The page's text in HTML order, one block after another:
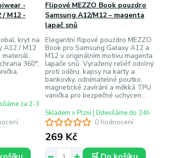
-
/ M12 -
kryt na
A12 / M12
materiál
360°,
za 2-3
0 hodnocení
Flipové MEZZO Book pouzdro
Samsung A12/M12 – magenta
lapač snů
Elegantní flipové pouzdro MEZZO
Book pro Samsung Galaxy A12 a
M12 v originálním motivu magenta
lapače snů. Vyražený reliéf odolný
proti oděru, kapsy na karty a
bankovky, odnímatelné poutko,
magnetické zavírání a měkká TPU
vanička pro bezpečné uchycen...
269 Kč
Skladem v Plzni | Odesíláme do 24h